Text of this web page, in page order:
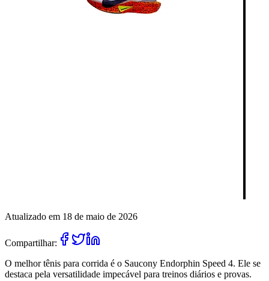
Atualizado em 18 de maio de 2026
Compartilhar:
O melhor tênis para corrida é o Saucony Endorphin Speed 4. Ele se
destaca pela versatilidade impecável para treinos diários e provas.